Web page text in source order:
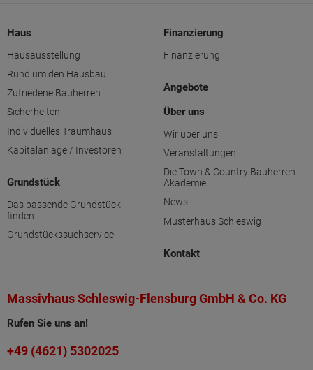
Haus
Hausausstellung
Rund um den Hausbau
Zufriedene Bauherren
Sicherheiten
Individuelles Traumhaus
Kapitalanlage / Investoren
Grundstück
Das passende Grundstück
finden
Grundstückssuchservice
Finanzierung
Finanzierung
Angebote
Über uns
Wir über uns
Veranstaltungen
Die Town & Country Bauherren-
Akademie
News
Musterhaus Schleswig
Kontakt
Massivhaus Schleswig-Flensburg GmbH & Co. KG
Rufen Sie uns an!
+49 (4621) 5302025